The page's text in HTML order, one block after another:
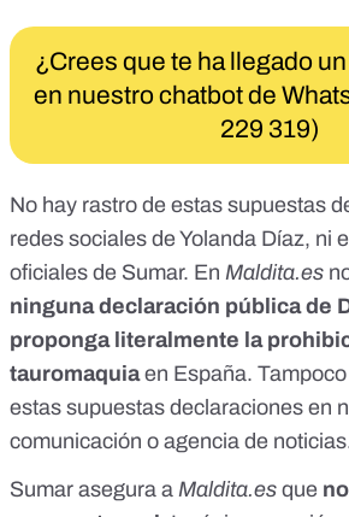
¿Crees que te ha llegado
en nuestro chatbot de
229 319)
No hay rastro de estas supuestas
redes sociales de Yolanda Díaz, ni
oficiales de Sumar. En Maldita.es
ninguna declaración pública de
proponga literalmente la
tauromaquiaen España.
estas supuestas declaraciones en
comunicación o agencia de
Sumar asegura a Maldita.es que